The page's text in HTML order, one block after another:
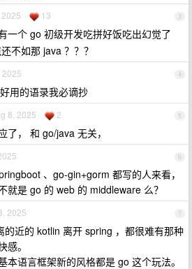
3
13
一个 go 初级开发吃拼好饭吃出幻觉了
不如那 java ？？？
4
2025
用的语录我必谪抄
5
8, 2025 2
了， 和 go/java 无关，
6
、go-gin+gorm 都写的人来看，
就是 go 的 web 的 middleware 么？
7
2025
的近的 kotlin 离开 spring ，都很难有那种
。
本语言框架新的风格都是 go 这个玩法。